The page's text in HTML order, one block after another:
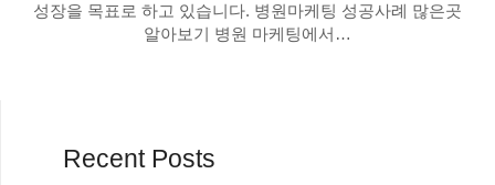
성장을 목표로 하고 있습니다. 병원마케팅 성공사례 많은곳
알아보기 병원 마케팅에서…
Recent Posts